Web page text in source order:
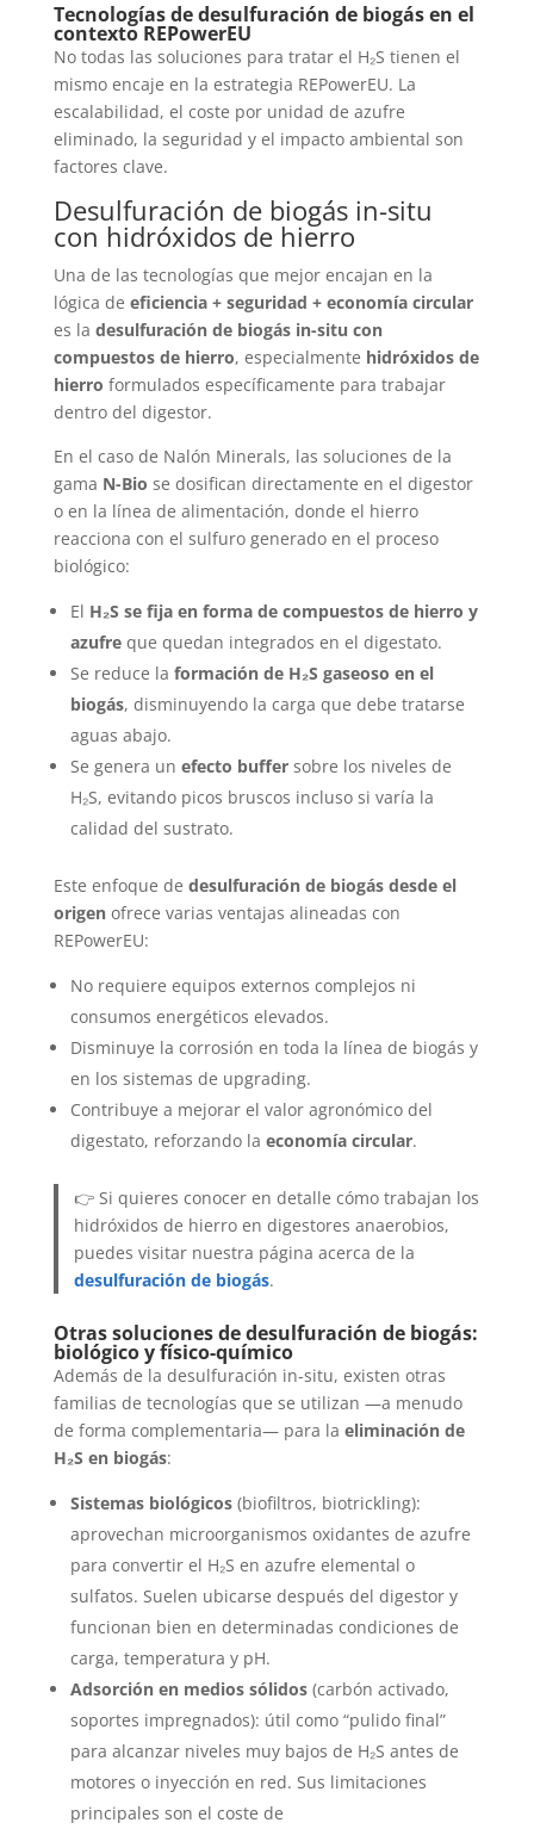
Tecnologías de desulfuración de biogás en el
contexto REPowerEU
No todas las soluciones para tratar el H₂S tienen el
mismo encaje en la estrategia REPowerEU. La
escalabilidad, el coste por unidad de azufre
eliminado, la seguridad y el impacto ambiental son
factores clave.
Desulfuración de biogás in-situ
con hidróxidos de hierro
Una de las tecnologías que mejor encajan en la
lógica de eficiencia + seguridad + economía circular
es la desulfuración de biogás in-situ con
compuestos de hierro, especialmente hidróxidos de
hierro formulados específicamente para trabajar
dentro del digestor.
En el caso de Nalón Minerals, las soluciones de la
gama N-Bio se dosifican directamente en el digestor
o en la línea de alimentación, donde el hierro
reacciona con el sulfuro generado en el proceso
biológico:
El H₂S se fija en forma de compuestos de hierro y
azufreque quedan integrados en el digestato.
Se reduce la formación de H₂S gaseoso en el
biogás, disminuyendo la carga que debe tratarse
aguas abajo.
Se genera un efecto buffersobre los niveles de
H₂S, evitando picos bruscos incluso si varía la
calidad del sustrato.
Este enfoque de desulfuración de biogás desde el
origenofrece varias ventajas alineadas con
REPowerEU:
No requiere equipos externos complejos ni
consumos energéticos elevados.
Disminuye la corrosión en toda la línea de biogás y
en los sistemas de upgrading.
Contribuye a mejorar el valor agronómico del
digestato, reforzando la economía circular.
👉 Si quieres conocer en detalle cómo trabajan los
hidróxidos de hierro en digestores anaerobios,
puedes visitar nuestra página acerca de la
desulfuración de biogás.
Otras soluciones de desulfuración de biogás:
biológico y físico-químico
Además de la desulfuración in-situ, existen otras
familias de tecnologías que se utilizan —a menudo
de forma complementaria— para la eliminación de
H₂S en biogás:
Sistemas biológicos(biofiltros, biotrickling):
aprovechan microorganismos oxidantes de azufre
para convertir el H₂S en azufre elemental o
sulfatos. Suelen ubicarse después del digestor y
funcionan bien en determinadas condiciones de
carga, temperatura y pH.
Adsorción en medios sólidos(carbón activado,
soportes impregnados): útil como “pulido final”
para alcanzar niveles muy bajos de H₂S antes de
motores o inyección en red. Sus limitaciones
principales son el coste de